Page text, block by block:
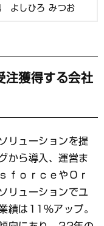
よしひろ みつお
注獲得する会社
リューションを提
から導入、運営ま
ｆｏｒｃｅやＯｒ
リューションでユ
績は11％アップ。